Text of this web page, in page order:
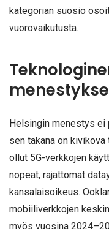
kategorian suosio
vuorovaikutusta.
Helsingin menestys ei
sen takana on
ollut 5G-verkkojen
nopeat, rajattomat
kansalaisoikeus.
mobiiliverkkojen
myös vuosina